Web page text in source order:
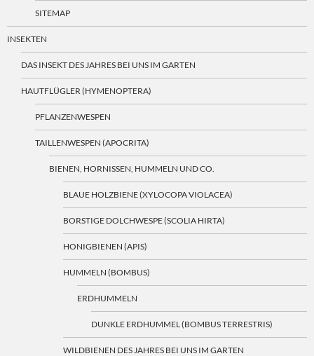
SITEMAP
INSEKTEN
DAS INSEKT DES JAHRES BEI UNS IM GARTEN
HAUTFLÜGLER (HYMENOPTERA)
PFLANZENWESPEN
TAILLENWESPEN (APOCRITA)
BIENEN, HORNISSEN, HUMMELN UND CO.
BLAUE HOLZBIENE (XYLOCOPA VIOLACEA)
BORSTIGE DOLCHWESPE (SCOLIA HIRTA)
HONIGBIENEN (APIS)
HUMMELN (BOMBUS)
ERDHUMMELN
DUNKLE ERDHUMMEL (BOMBUS TERRESTRIS)
WILDBIENEN DES JAHRES BEI UNS IM GARTEN